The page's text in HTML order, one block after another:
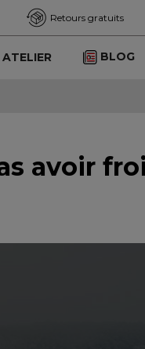
Retours gratuits
ATELIER BLOG
avoir